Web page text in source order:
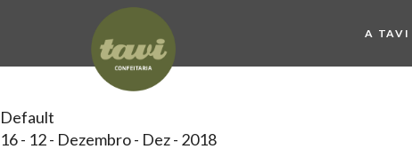
A TAVI
Default
16- 12- Dezembro- Dez- 2018